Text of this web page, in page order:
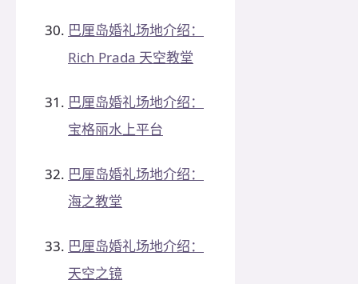
巴厘岛婚礼场地介绍：
Rich Prada 天空教堂
巴厘岛婚礼场地介绍：
宝格丽水上平台
巴厘岛婚礼场地介绍：
海之教堂
巴厘岛婚礼场地介绍：
天空之镜